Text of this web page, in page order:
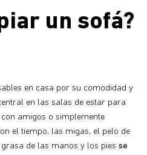
un sofá?
en casa por su comodidad y
en las salas de estar para
amigos o simplemente
el tiempo, las migas, el pelo de
de las manos y los pies se